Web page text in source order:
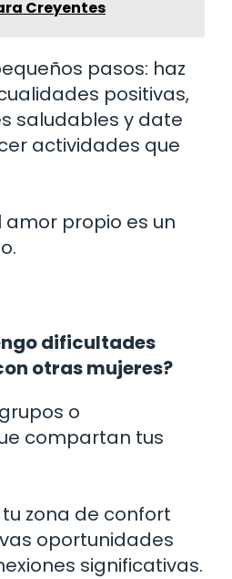
Creyentes
pasos: haz
positivas,
saludables y date
actividades que
amor propio es un
dificultades
otras mujeres?
o
compartan tus
zona de confort
oportunidades
significativas.